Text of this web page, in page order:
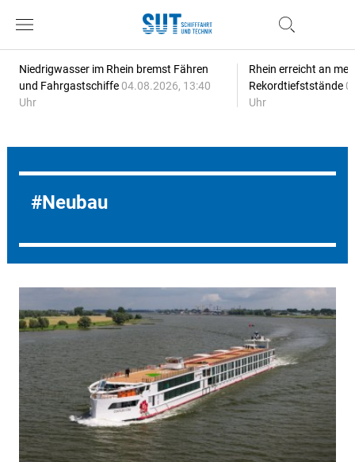
Niedrigwasser im Rhein bremst Fähren
und Fahrgastschiffe 04.08.2026, 13:40
Uhr
Rhein erreicht an
Rekordtiefststände
Uhr
Neubau